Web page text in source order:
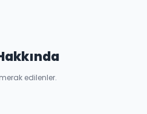
edilenler.